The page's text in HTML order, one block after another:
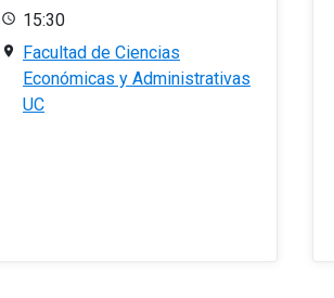
15:30
Facultad de Ciencias
Económicas y Administrativas
UC